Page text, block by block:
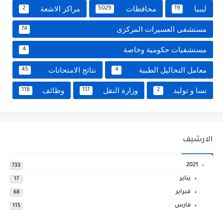
ليبيا 19 محافظات 5029 مراكز الاشعة 2
مستشفى العسيرات المركزى 74
مستشفيات حكومية وخاصة 4
معامل التحاليل الطبية 4 نتائج الامتحانات 45
نسا و توليد 2 وزارة النقل 117 وظائف 118
الارشيف
2021
733
يناير 17
فبراير 68
مارس 115